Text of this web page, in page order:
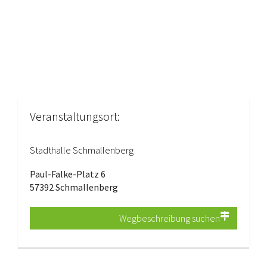
Veranstaltungsort:
Stadthalle Schmallenberg
Paul-Falke-Platz 6
57392 Schmallenberg
Wegbeschreibung suchen